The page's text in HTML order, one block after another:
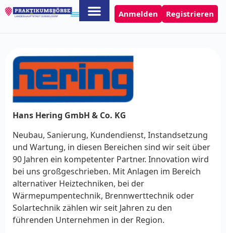
Anmelden Registrieren
Hans Hering GmbH & Co. KG
Neubau, Sanierung, Kundendienst, Instandsetzung
und Wartung, in diesen Bereichen sind wir seit über
90 Jahren ein kompetenter Partner. Innovation wird
bei uns großgeschrieben. Mit Anlagen im Bereich
alternativer Heiztechniken, bei der
Wärmepumpentechnik, Brennwerttechnik oder
Solartechnik zählen wir seit Jahren zu den
führenden Unternehmen in der Region.